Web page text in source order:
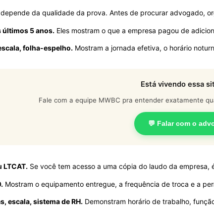
da qualidade da prova. Antes de procurar advogado,
últimos 5 anos. Eles mostram o que a empresa pagou de
folha-espelho. Mostram a jornada efetiva, o horário
Está vivendo essa
Fale com a equipe MWBC pra entender exatamente
💬 Falar com o
LTCAT. Se você tem acesso a uma cópia do laudo da empresa,
Mostram o equipamento entregue, a frequência de troca e a
escala, sistema de RH. Demonstram horário de trabalho,